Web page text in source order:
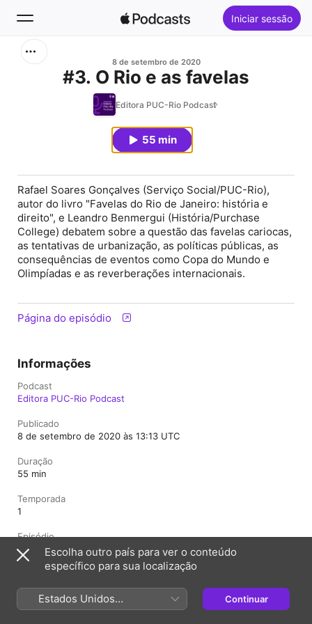
Iniciar sessão
8 de setembro de 2020
#3. O Rio e as favelas
Editora PUC-Rio Podcast
55 min
Rafael Soares Gonçalves (Serviço Social/PUC-Rio),
autor do livro "Favelas do Rio de Janeiro: história e
direito", e Leandro Benmergui (História/Purchase
College) debatem sobre a questão das favelas cariocas,
as tentativas de urbanização, as políticas públicas, as
consequências de eventos como Copa do Mundo e
Olimpíadas e as reverberações internacionais.
Página do episódio
Informações
Podcast
Editora PUC-Rio Podcast
Publicado
8 de setembro de 2020 às 13:13 UTC
Duração
55 min
Temporada
1
Episódio
3
Classificação
Livre
Escolha outro país para ver o conteúdo
específico para sua localização
Estados Unidos
(Português Brasil)
Continuar